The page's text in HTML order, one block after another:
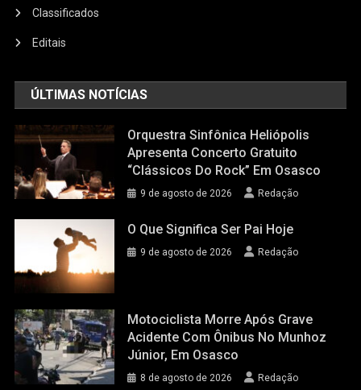
Classificados
Editais
ÚLTIMAS NOTÍCIAS
Orquestra Sinfônica Heliópolis
Apresenta Concerto Gratuito
“Clássicos Do Rock” Em Osasco
9 de agosto de 2026 Redação
O Que Significa Ser Pai Hoje
9 de agosto de 2026 Redação
Motociclista Morre Após Grave
Acidente Com Ônibus No Munhoz
Júnior, Em Osasco
8 de agosto de 2026 Redação